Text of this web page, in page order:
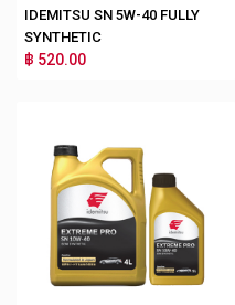
IDEMITSU SN 5W-40 FULLY
SYNTHETIC
฿ 520.00